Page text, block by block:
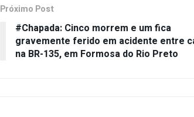
Próximo Post
#Chapada: Cinco morrem e um fica
gravemente ferido em acidente entre
na BR-135, em Formosa do Rio Preto